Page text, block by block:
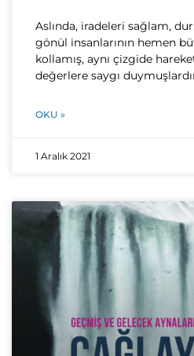
Aslında, iradeleri sağlam,
gönül insanlarının hemen
kollamış, aynı çiz­gide
değerlere saygı
OKU »
1 Aralık 2021